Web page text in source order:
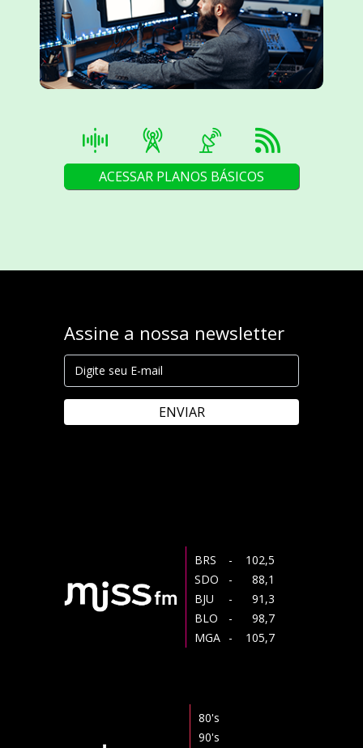
ACESSAR PLANOS BÁSICOS
Assine a nossa newsletter
ENVIAR
BRS
- 102,5
SDO
- 88,1
BJU
- 91,3
BLO
- 98,7
MGA - 105,7
80's
90's